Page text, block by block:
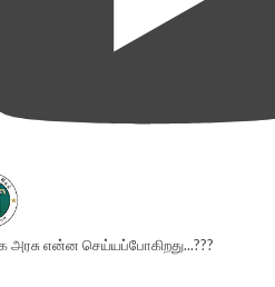
அரசு என்ன செய்யப்போகிறது...???